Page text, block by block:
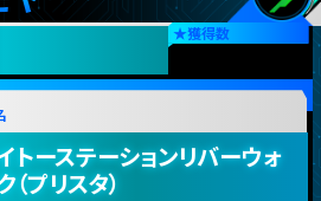
★獲得数
トーステーションリバーウォ
（プリスタ）